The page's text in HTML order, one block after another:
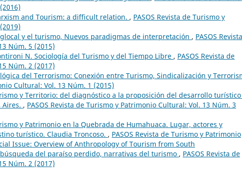
and Tourism: a difficult relation. , PASOS Revista de Turismo y
y el turismo, Nuevos paradigmas de interpretación , PASOS
Núm. 5 (2015)
N. Sociología del Turismo y del Tiempo Libre , PASOS Revista de
Núm. 2 (2017)
del Terrorismo: Conexión entre Turismo, Sindicalización y
Cultural: Vol. 13 Núm. 1 (2015)
y Territorio: del diagnóstico a la proposición del desarrollo turístico
Aires. , PASOS Revista de Turismo y Patrimonio Cultural: Vol. 13 Núm. 3
y Patrimonio en la Quebrada de Humahuaca. Lugar, actores y
turístico. Claudia Troncoso. , PASOS Revista de Turismo y Patrimonio
Issue: Overview of Anthropology of Tourism from South
búsqueda del paraíso perdido, narrativas del turismo , PASOS Revista de
Núm. 2 (2017)